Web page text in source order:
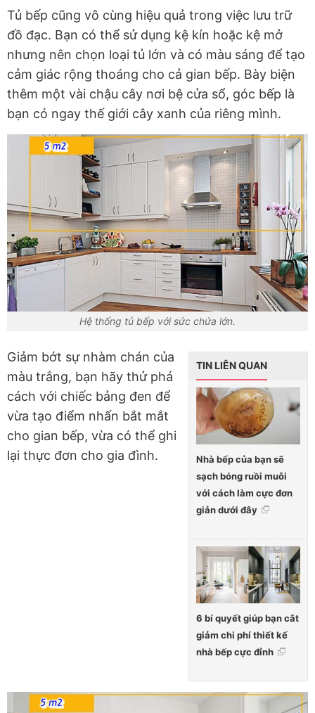
Tủ bếp cũng vô cùng hiệu quả trong việc lưu trữ
đồ đạc. Bạn có thể sử dụng kệ kín hoặc kệ mở
nhưng nên chọn loại tủ lớn và có màu sáng để tạo
cảm giác rộng thoáng cho cả gian bếp. Bày biện
thêm một vài chậu cây nơi bệ cửa sổ, góc bếp là
bạn có ngay thế giới cây xanh của riêng mình.
Hệ thống tủ bếp với sức chứa lớn.
TIN LIÊN QUAN
Nhà bếp của bạn sẽ
sạch bóng ruồi muỗi
với cách làm cực đơn
giản dưới đây
6 bí quyết giúp bạn cắt
giảm chi phí thiết kế
nhà bếp cực đỉnh
Giảm bớt sự nhàm chán của
màu trắng, bạn hãy thử phá
cách với chiếc bảng đen để
vừa tạo điểm nhấn bắt mắt
cho gian bếp, vừa có thể ghi
lại thực đơn cho gia đình.